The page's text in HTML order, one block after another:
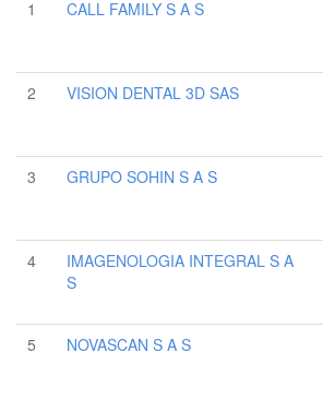
1 CALL FAMILY S A S
2
VISION DENTAL 3D SAS
3
GRUPO SOHIN S A S
4
IMAGENOLOGIA INTEGRAL S A
S
5
NOVASCAN S A S